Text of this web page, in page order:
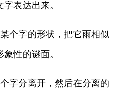
表达出来。
个字的形状，把它雨相似
性的谜面。
字分离开，然后在分离的